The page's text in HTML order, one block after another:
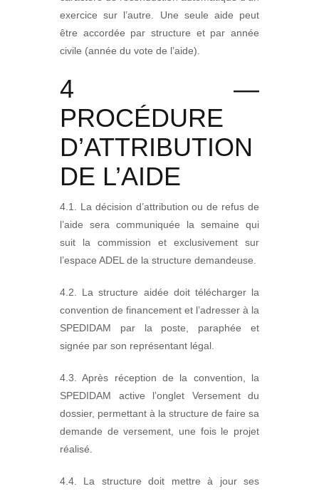
exercice sur l’autre. Une seule aide peut
être accordée par structure et par année
civile (année du vote de l’aide).
4 —
PROCÉDURE
D’ATTRIBUTION
DE L’AIDE
4.1. La décision d’attribution ou de refus de
l’aide sera communiquée la semaine qui
suit la commission et exclusivement sur
l’espace ADEL de la structure demandeuse.
4.2. La structure aidée doit télécharger la
convention de financement et l’adresser à la
SPEDIDAM par la poste, paraphée et
signée par son représentant légal.
4.3. Après réception de la convention, la
SPEDIDAM active l’onglet Versement du
dossier, permettant à la structure de faire sa
demande de versement, une fois le projet
réalisé.
4.4. La structure doit mettre à jour ses